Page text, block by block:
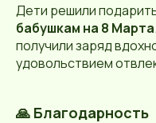
Дети решили
бабушкам на 8 Марта
получили заряд
удовольствием
🙏 Благодарность